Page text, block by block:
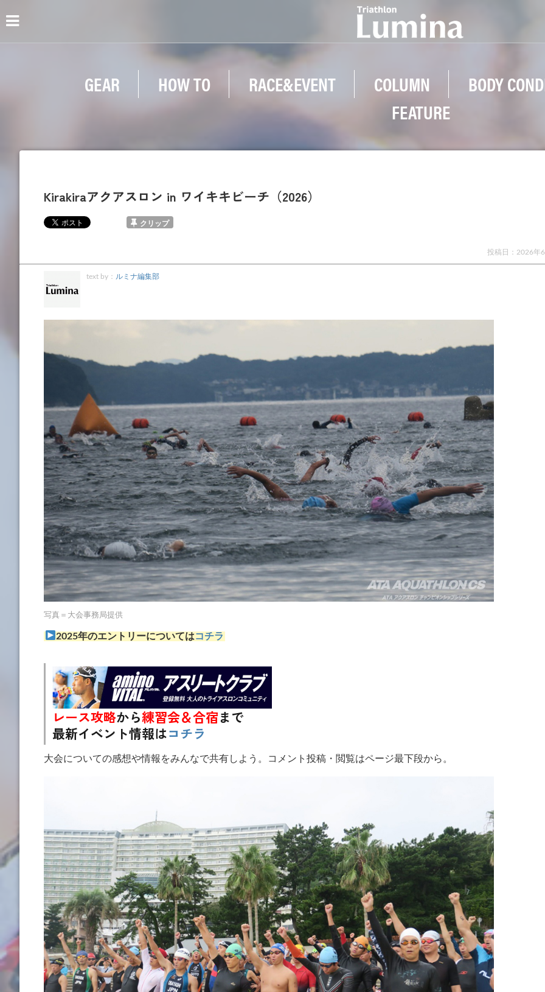
GEAR HOW TO RACE&EVENT COLUMN
BODY
FEATURE
Kirakiraアクアスロン in ワイキキビーチ（2026）
クリップ
投稿日： 2026年
text by： ルミナ編集部
写真＝大会事務局提供
2025年のエントリーについてはコチラ
レース攻略から練習会＆合宿まで
最新イベント情報はコチラ
大会についての感想や情報をみんなで共有しよう。コメント投稿・閲覧はページ最下段から。